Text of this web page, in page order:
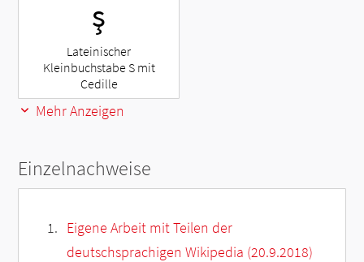
ş
Lateinischer
Kleinbuchstabe S mit
Cedille
Mehr Anzeigen
Einzelnachweise
Eigene Arbeit mit Teilen der
deutschsprachigen Wikipedia (20.9.2018)